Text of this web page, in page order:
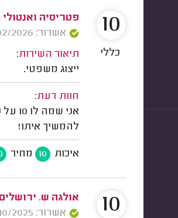
פטריסיה
אשרור: 12/02/2026
תיאור השירות:
ייצוג משפטי.
חוות דעת:
להמשיך איתו!
איכות 10 מחיר
10
כללי
אולגה ש.
אשרור: 28/10/2025
10